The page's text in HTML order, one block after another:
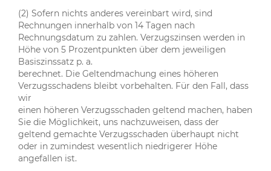
(2) Sofern nichts anderes vereinbart wird, sind
Rechnungen innerhalb von 14 Tagen nach
Rechnungsdatum zu zahlen. Verzugszinsen werden in
Höhe von 5 Prozentpunkten über dem jeweiligen
Basiszinssatz p. a.
berechnet. Die Geltendmachung eines höheren
Verzugsschadens bleibt vorbehalten. Für den Fall, dass
wir
einen höheren Verzugsschaden geltend machen, haben
Sie die Möglichkeit, uns nachzuweisen, dass der
geltend gemachte Verzugsschaden überhaupt nicht
oder in zumindest wesentlich niedrigerer Höhe
angefallen ist.